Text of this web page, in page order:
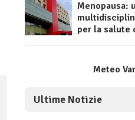
Menopausa:
per la salute
Meteo
Ultime Notizie